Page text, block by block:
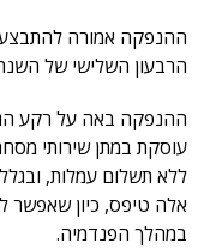
ההנפקה אמורה
הרבעון השלישי של
ההנפקה באה על רקע
עוסקת במתן שירותי
ללא תשלום עמלות,
אלה טיפס, כיון שאפשר
במהלך הפנדמיה.